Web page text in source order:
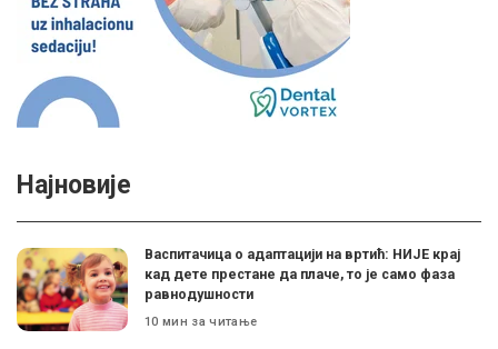
Најновије
Васпитачица о адаптацији на вртић: НИЈЕ крај
кад дете престане да плаче, то је само фаза
равнодушности
10 мин за читање